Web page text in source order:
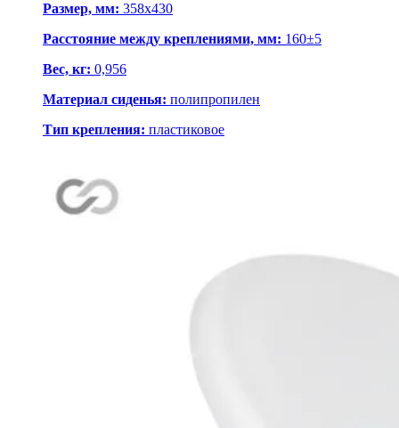
Размер, мм: 358x430
Расстояние между креплениями, мм: 160±5
Вес, кг: 0,956
Материал сиденья: полипропилен
Тип крепления: пластиковое